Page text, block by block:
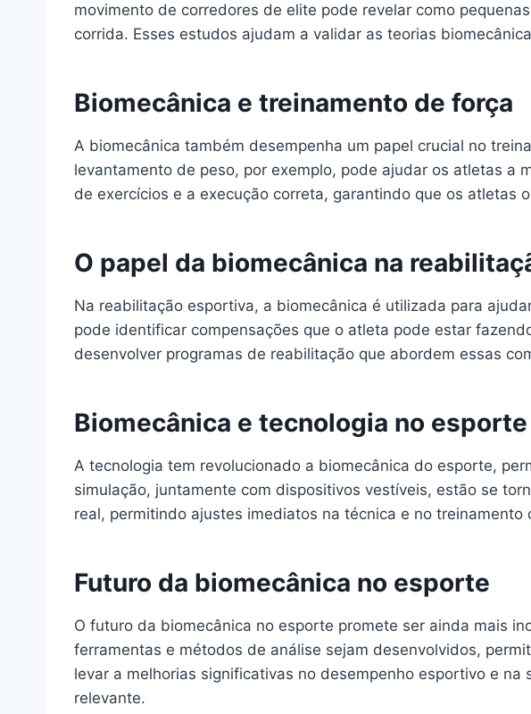
movimento de corredores de elite pode revelar como
corrida. Esses estudos ajudam a validar as teorias
Biomecânica e treinamento de força
A biomecânica também desempenha um papel crucial no
levantamento de peso, por exemplo, pode ajudar os atletas a
de exercícios e a execução correta, garantindo que os atletas
O papel da biomecânica na
Na reabilitação esportiva, a biomecânica é utilizada para
pode identificar compensações que o atleta pode estar
desenvolver programas de reabilitação que abordem essas
Biomecânica e tecnologia no esporte
A tecnologia tem revolucionado a biomecânica do esporte,
simulação, juntamente com dispositivos vestíveis, estão se
real, permitindo ajustes imediatos na técnica e no treinamento
Futuro da biomecânica no esporte
O futuro da biomecânica no esporte promete ser ainda mais
ferramentas e métodos de análise sejam desenvolvidos,
levar a melhorias significativas no desempenho esportivo e
relevante.